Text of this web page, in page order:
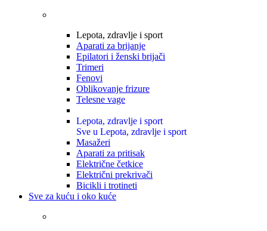
Lepota, zdravlje i sport
Aparati za brijanje
Epilatori i ženski brijači
Trimeri
Fenovi
Oblikovanje frizure
Telesne vage
Lepota, zdravlje i sport
Sve u Lepota, zdravlje i sport
Masažeri
Aparati za pritisak
Električne četkice
Električni prekrivači
Bicikli i trotineti
Sve za kuću i oko kuće